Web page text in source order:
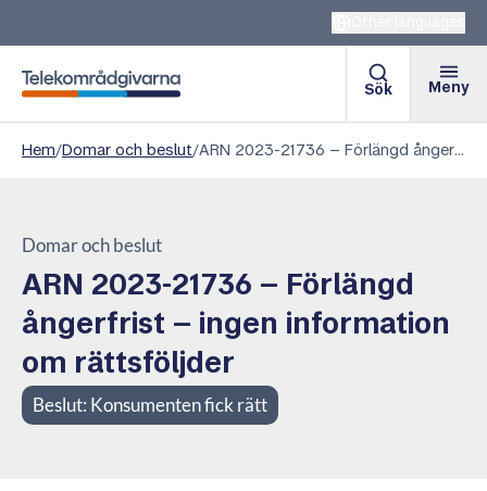
Telekområdgivarna
Sök Meny
Hem/Domar och beslut/ ARN 2023-21736 – Förlängd ångerfrist – ingen information om rättsföljder
Domar och beslut
ARN 2023-21736 – Förlängd
ångerfrist – ingen information
om rättsföljder
Beslut: Konsumenten fick rätt